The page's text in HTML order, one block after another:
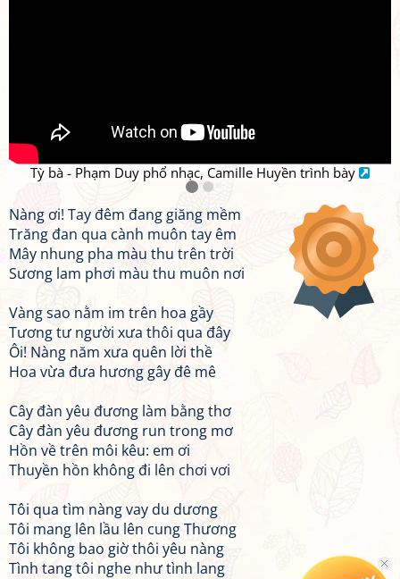
Tỳ bà - Phạm Duy phổ nhạc, Camille Huyền trình bày
Nàng ơi! Tay đêm đang giăng mềm
Trăng đan qua cành muôn tay êm
Mây nhung pha màu thu trên trời
Sương lam phơi màu thu muôn nơi
Vàng sao nằm im trên hoa gầy
Tương tư người xưa thôi qua đây
Ôi! Nàng năm xưa quên lời thề
Hoa vừa đưa hương gây đê mê
Cây đàn yêu đương làm bằng thơ
Cây đàn yêu đương run trong mơ
Hồn về trên môi kêu: em ơi
Thuyền hồn không đi lên chơi vơi
Tôi qua tìm nàng vay du dương
Tôi mang lên lầu lên cung Thương
Tôi không bao giờ thôi yêu nàng
Tình tang tôi nghe như tình lang